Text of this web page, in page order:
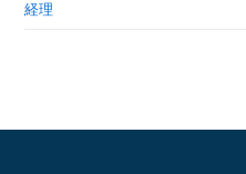
経理